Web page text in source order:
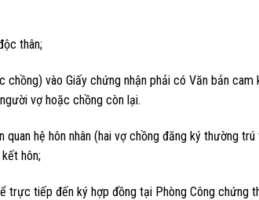
thân;
vào Giấy chứng nhận phải có Văn bản cam
vợ hoặc chồng còn lại.
hệ hôn nhân (hai vợ chồng đăng ký thường trú
hôn;
trực tiếp đến ký hợp đồng tại Phòng Công chứng